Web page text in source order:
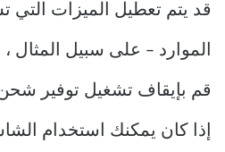
قد يتم تعطيل الميزات التي
الموارد – على سبيل المثال
قم بإيقاف تشغيل توفير
إذا كان يمكنك استخدام